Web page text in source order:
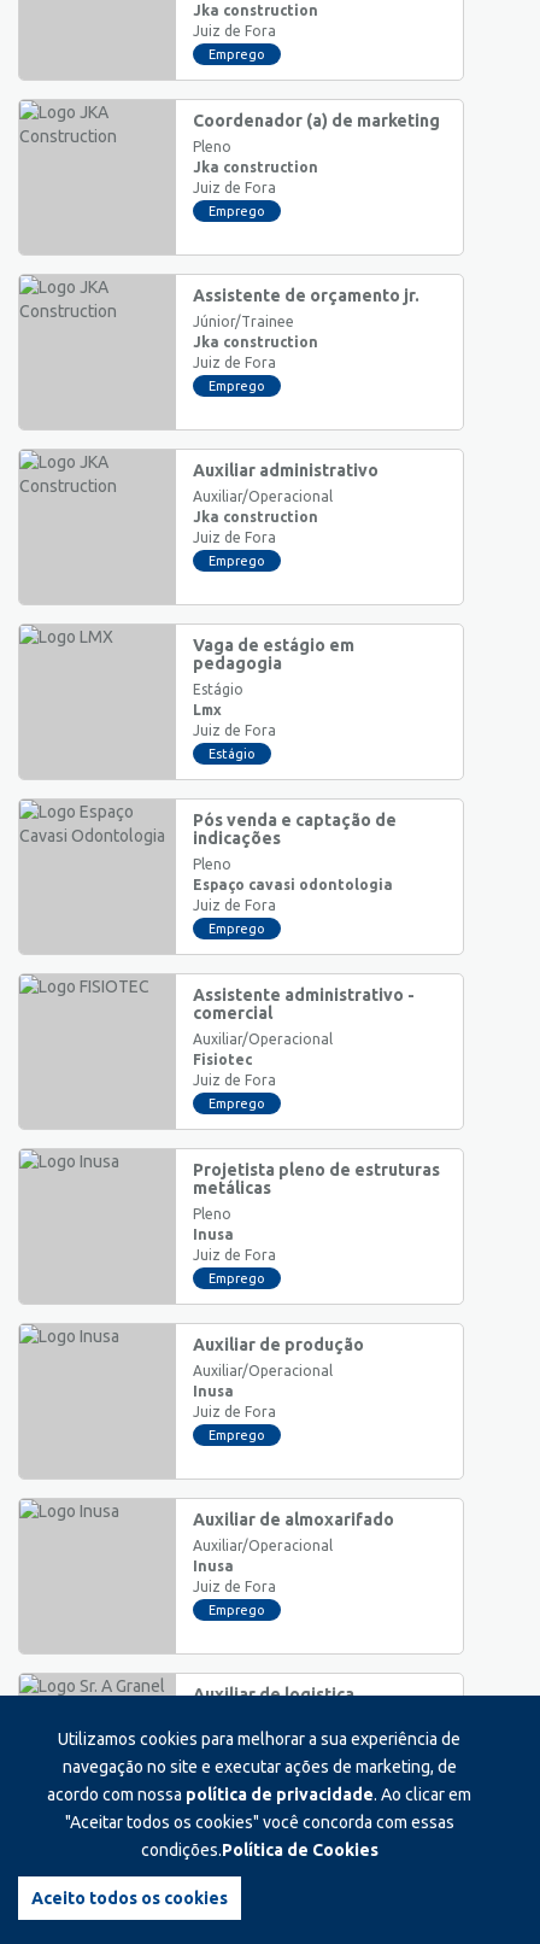
Jka construction
Juiz de Fora
Emprego
Coordenador (a) de marketing
Pleno
Jka construction
Juiz de Fora
Emprego
Assistente de orçamento jr.
Júnior/Trainee
Jka construction
Juiz de Fora
Emprego
Auxiliar administrativo
Auxiliar/Operacional
Jka construction
Juiz de Fora
Emprego
Vaga de estágio em
pedagogia
Estágio
Lmx
Juiz de Fora
Estágio
Pós venda e captação de
indicações
Pleno
Espaço cavasi odontologia
Juiz de Fora
Emprego
Assistente administrativo -
comercial
Auxiliar/Operacional
Fisiotec
Juiz de Fora
Emprego
Projetista pleno de estruturas
metálicas
Pleno
Inusa
Juiz de Fora
Emprego
Auxiliar de produção
Auxiliar/Operacional
Inusa
Juiz de Fora
Emprego
Auxiliar de almoxarifado
Auxiliar/Operacional
Inusa
Juiz de Fora
Emprego
Auxiliar de logistica
Sr. a granel
Juiz de Fora
Emprego
Estágio
Utilizamos cookies para melhorar a sua experiência de
navegação no site e executar ações de marketing, de
acordo com nossa política de privacidade. Ao clicar em
"Aceitar todos os cookies" você concorda com essas
condições.Política de Cookies
Aceito todos os cookies